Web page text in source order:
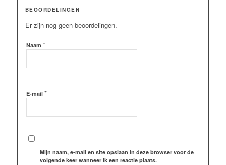
BEOORDELINGEN
Er zijn nog geen beoordelingen.
Naam *
E-mail *
Mijn naam, e-mail en site opslaan in deze browser voor de
volgende keer wanneer ik een reactie plaats.